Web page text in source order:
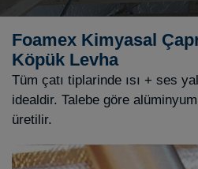
Foamex Kimyasal
Köpük Levha
Tüm çatı tiplarinde ısı + ses
idealdir. Talebe göre
üretilir.